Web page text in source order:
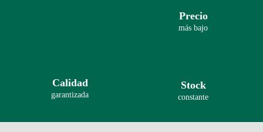
Precio
más bajo
Calidad
garantizada
Stock
constante